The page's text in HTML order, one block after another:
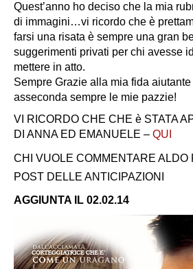
Quest’anno ho deciso che la mia
di immagini…vi ricordo che è
farsi una risata è sempre una gran
suggerimenti privati per chi avesse
mettere in atto.
Sempre Grazie alla mia fida
asseconda sempre le mie pazzie!
VI RICORDO CHE CHE è STATA
DI ANNA ED EMANUELE – QUI
CHI VUOLE COMMENTARE ALDO
POST DELLE ANTICIPAZIONI
AGGIUNTA IL 02.02.14